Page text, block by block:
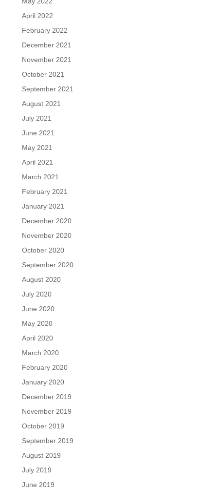
April 2022
February 2022
December 2021
November 2021
October 2021
September 2021
August 2021
July 2021
June 2021
May 2021
April 2021
March 2021
February 2021
January 2021
December 2020
November 2020
October 2020
September 2020
August 2020
July 2020
June 2020
May 2020
April 2020
March 2020
February 2020
January 2020
December 2019
November 2019
October 2019
September 2019
August 2019
July 2019
June 2019